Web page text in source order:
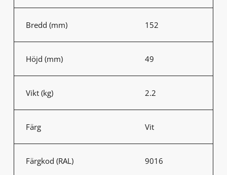
Bredd (mm) 152
Höjd (mm) 49
Vikt (kg) 2.2
Färg Vit
Färgkod (RAL) 9016